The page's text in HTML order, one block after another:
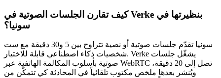
كيف تقارن الجلسات الصوتية في Verke بنظيرتها في
سونيا؟
سونيا تقدّم جلسات صوتية أو نصية تتراوح بين 5 و30 دقيقة مع ست
شخصيات ذكاء اصطناعي قابلة للاختيار. Verke يشغّل جلسات
صوتية بأسلوب المكالمة الهاتفية عبر WebRTC تصل إلى 20 دقيقة،
ويُنشر بعدها ملخص مكتوب تلقائياً في المحادثة كي تتمكّن من